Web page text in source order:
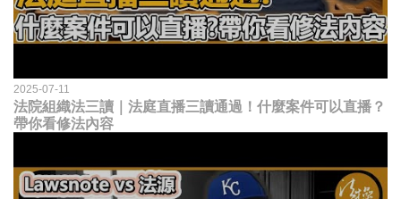
2025-07-11
法院組織法三讀｜法庭直播三讀通過！什麼案件可以直播？
帶你看修法內容